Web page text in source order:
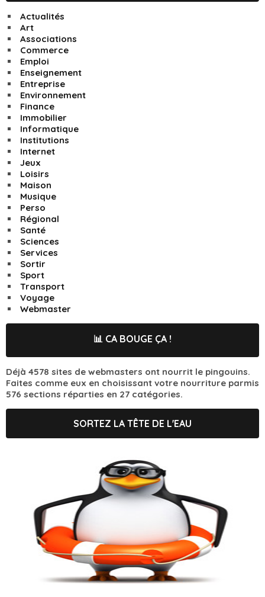
Actualités
Art
Associations
Commerce
Emploi
Enseignement
Entreprise
Environnement
Finance
Immobilier
Informatique
Institutions
Internet
Jeux
Loisirs
Maison
Musique
Perso
Régional
Santé
Sciences
Services
Sortir
Sport
Transport
Voyage
Webmaster
📊 CA BOUGE ÇA !
Déjà 4578 sites de webmasters ont nourrit le pingouins.
Faites comme eux en choisissant votre nourriture parmis
576 sections réparties en 27 catégories.
SORTEZ LA TÊTE DE L'EAU